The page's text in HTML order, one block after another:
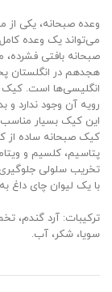
وعده صبحانه، یکی
می‌تواند یک وعده
صبحانه بافتی
هجدهم در انگلستان
انگلیسی‌ها است. کیک
رویه آن وجود ندارد
این کیک بسیار مناسب
کیک صبحانه ساده
تخریب سلولی
با یک لیوان چای داغ
ترکیبات: آرد گندم،
سویا، شکر، آب.